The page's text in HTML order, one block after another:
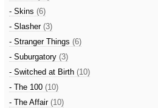
- Skins (6)
- Slasher (3)
- Stranger Things (6)
- Suburgatory (3)
- Switched at Birth (10)
- The 100 (10)
- The Affair (10)